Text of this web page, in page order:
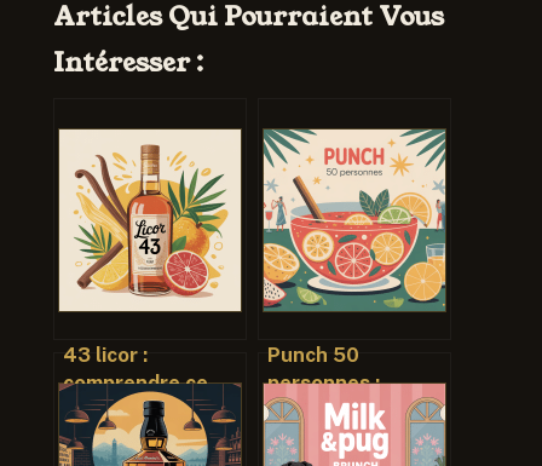
Articles Qui Pourraient Vous
Intéresser :
43 licor :
comprendre ce
que c’est, à quoi
ça sert et
Punch 50
personnes :
recettes,
quantités et